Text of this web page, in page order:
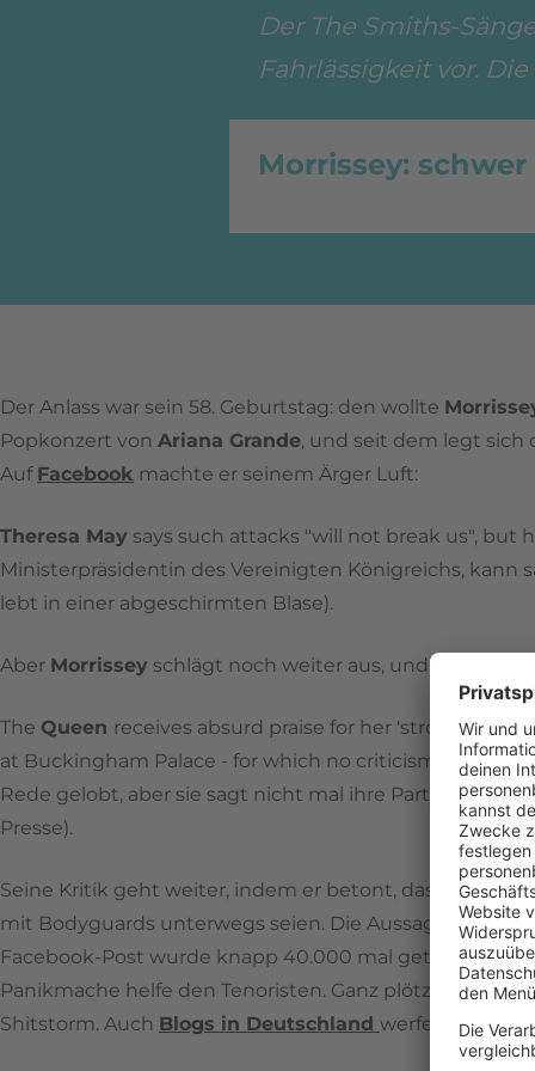
Der The Smiths-
Fahrlässigkeit vor.
Morrissey:
Der Anlass war sein 58. Geburtstag: den wollte
Popkonzert von Ariana Grande, und seit dem legt sich
Auf Facebook machte er seinem Ärger Luft:
Theresa May says such attacks "will not break us", but
Ministerpräsidentin des Vereinigten Königreichs, kann
lebt in einer abgeschirmten Blase).
Aber Morrissey schlägt noch weiter aus, und kritisiert
The Queen receives absurd praise for her 'strong
at Buckingham Palace - for which no criticism is
Rede gelobt, aber sie sagt nicht mal ihre Partys ab.
Presse).
Seine Kritik geht weiter, indem er betont, dass die
mit Bodyguards unterwegs seien. Die Aussagen von
Facebook-Post wurde knapp 40.000 mal geteilt.
Panikmache helfe den Tenoristen. Ganz plötzlich
Shitstorm. Auch Blogs in Deutschland werfen Ihm